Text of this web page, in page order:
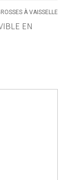
À VAISSELLE
EN